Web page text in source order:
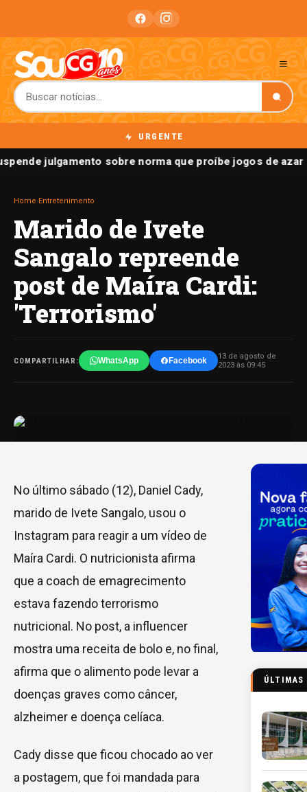
URGENTE
julgamento sobre norma que proíbe jogos de azar
Home Entretenimento
Marido de Ivete
Sangalo repreende
post de Maíra Cardi:
'Terrorismo'
COMPARTILHAR: WhatsApp Facebook
13 de agosto de
2023 às 09:45
No último sábado (12), Daniel Cady,
marido de Ivete Sangalo, usou o
Instagram para reagir a um vídeo de
Maíra Cardi. O nutricionista afirma
que a coach de emagrecimento
estava fazendo terrorismo
nutricional. No post, a influencer
mostra uma receita de bolo e, no final,
afirma que o alimento pode levar a
doenças graves como câncer,
alzheimer e doença celíaca.
Cady disse que ficou chocado ao ver
a postagem, que foi mandada para